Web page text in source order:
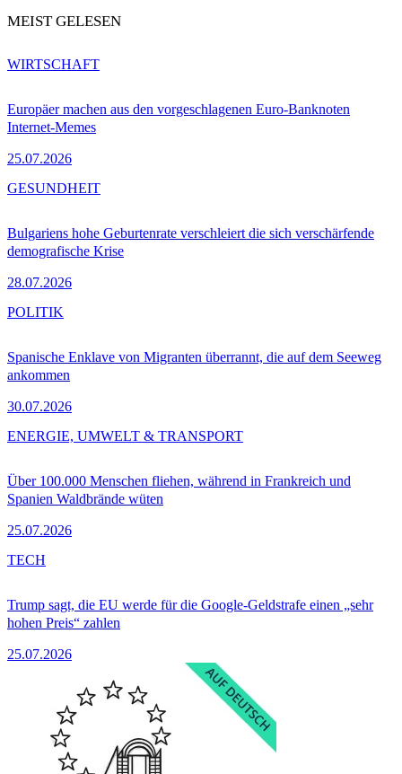
MEIST GELESEN
Europäer machen aus den vorgeschlagenen Euro-Banknoten
Internet-Memes
25.07.2026
WIRTSCHAFT
Bulgariens hohe Geburtenrate verschleiert die sich verschärfende
demografische Krise
28.07.2026
GESUNDHEIT
Spanische Enklave von Migranten überrannt, die auf dem Seeweg
ankommen
30.07.2026
POLITIK
Über 100.000 Menschen fliehen, während in Frankreich und
Spanien Waldbrände wüten
25.07.2026
ENERGIE, UMWELT & TRANSPORT
Trump sagt, die EU werde für die Google-Geldstrafe einen „sehr
hohen Preis“ zahlen
25.07.2026
TECH